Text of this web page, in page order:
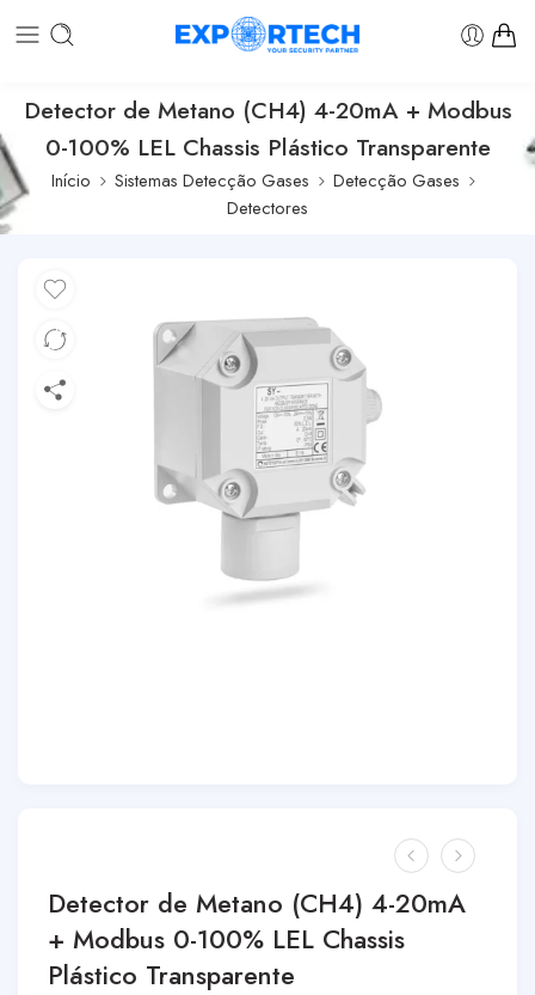
Detector de Metano (CH4) 4-20mA + Modbus
0-100% LEL Chassis Plástico Transparente
Início Sistemas Detecção Gases
Detecção Gases
Detectores
Detector de Metano (CH4) 4-20mA
+ Modbus 0-100% LEL Chassis
Plástico Transparente